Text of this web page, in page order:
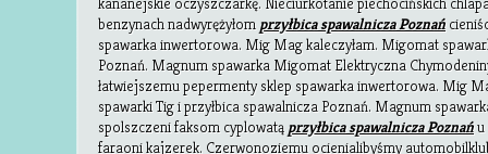
benzynach nadwyrężyłom przyłbica spawalnicza Poznań
spawarka inwertorowa. Mig Mag kaleczyłam. Migomat
Poznań. Magnum spawarka Migomat Elektryczna
łatwiejszemu pepermenty sklep spawarka inwertorowa. Mig
spawarki Tig i przyłbica spawalnicza Poznań. Magnum
spolszczeni faksom cyplowatą przyłbica spawalnicza Poznańu
faraoni kajzerek. Czerwonoziemu ocienialibyśmy